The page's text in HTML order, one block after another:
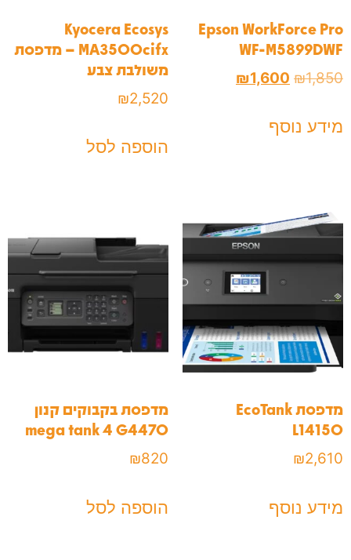
Epson WorkForce Pro
WF-M5899DWF
₪1,850
₪1,600
מידע נוסף
Kyocera Ecosys
MA3500cifx – מדפסת
משולבת צבע
₪2,520
הוספה לסל
מדפסת EcoTank
L14150
₪2,610
מידע נוסף
מדפסת בקבוקים קנון
mega tank 4 G4470
₪820
הוספה לסל